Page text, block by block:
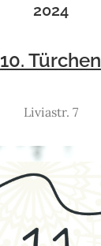
2024
10. Türchen
Liviastr. 7